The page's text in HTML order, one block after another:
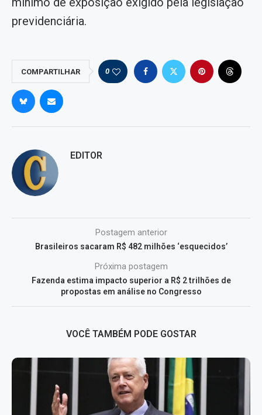
previdenciária.
COMPARTILHAR 0
EDITOR
Postagem anterior
Brasileiros sacaram R$ 482 milhões ‘esquecidos’
Próxima postagem
Fazenda estima impacto superior a R$ 2 trilhões de
propostas em análise no Congresso
VOCÊ TAMBÉM PODE GOSTAR